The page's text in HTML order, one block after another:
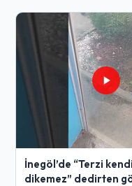
İnegöl’de “Terzi
dikemez” dedirten